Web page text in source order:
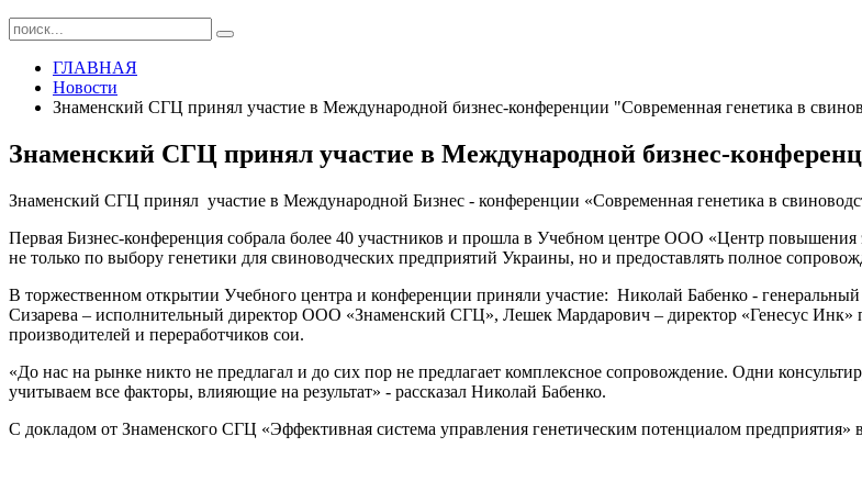
ГЛАВНАЯ
Новости
Знаменский СГЦ принял участие в Международной бизнес-конференции "Современная генетика в
Знаменский СГЦ принял участие в Международной бизнес-
Знаменский СГЦ принял участие в Международной Бизнес - конференции «Современная генетика в
Первая Бизнес-конференция собрала более 40 участников и прошла в Учебном центре ООО «Центр повышения
не только по выбору генетики для свиноводческих предприятий Украины, но и предоставлять полное
В торжественном открытии Учебного центра и конференции приняли участие: Николай Бабенко -
Сизарева – исполнительный директор ООО «Знаменский СГЦ», Лешек Мардарович – директор «Генесус
производителей и переработчиков сои.
«До нас на рынке никто не предлагал и до сих пор не предлагает комплексное сопровождение. Одни
учитываем все факторы, влияющие на результат» - рассказал Николай Бабенко.
С докладом от Знаменского СГЦ «Эффективная система управления генетическим потенциалом предприятия»